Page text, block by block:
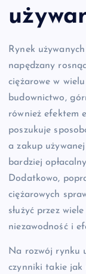
Rynek
napędzany
ciężarowe w
budownictwo,
również efektem
poszukuje
a zakup
bardziej
Dodatkowo,
ciężarowych
służyć przez
niezawodność i
Na rozwój rynku
czynniki takie jak